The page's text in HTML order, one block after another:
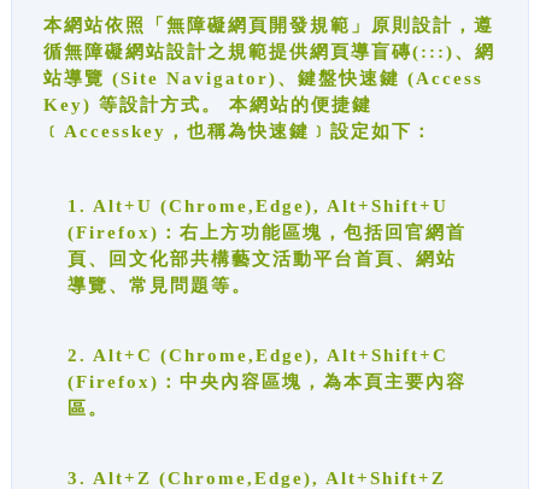
本網站依照「無障礙網頁開發規範」原則設計，遵
循無障礙網站設計之規範提供網頁導盲磚(:::)、網
站導覽 (Site Navigator)、鍵盤快速鍵 (Access
Key) 等設計方式。 本網站的便捷鍵
﹝Accesskey，也稱為快速鍵﹞設定如下：
1. Alt+U (Chrome,Edge), Alt+Shift+U
(Firefox)：右上方功能區塊，包括回官網首
頁、回文化部共構藝文活動平台首頁、網站
導覽、常見問題等。
2. Alt+C (Chrome,Edge), Alt+Shift+C
(Firefox)：中央內容區塊，為本頁主要內容
區。
3. Alt+Z (Chrome,Edge), Alt+Shift+Z